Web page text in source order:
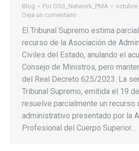
Blog Por DSS_Network_PMA
octubre
Deja un comentario
El Tribunal Supremo estima
recurso de la Asociación de
Civiles del Estado, anulando el
Consejo de Ministros, pero
del Real Decreto 625/2023. La
Tribunal Supremo, emitida el 19
resuelve parcialmente un recurso
administrativo presentado por la
Profesional del Cuerpo Superior…